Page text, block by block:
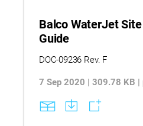
Balco WaterJet
Guide
DOC-09236 Rev. F
7 Sep 2020 | 309.78 KB |